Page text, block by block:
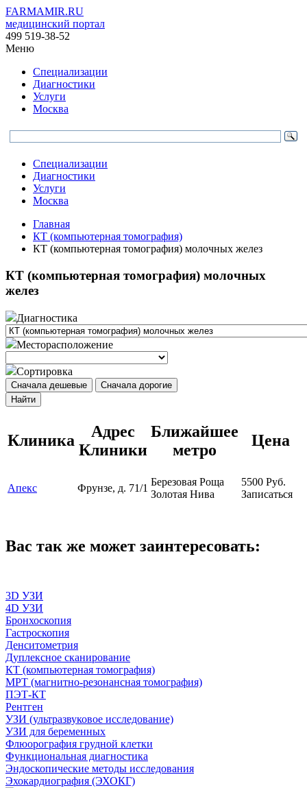
FARMAMIR.RU
медицинский портал
499 519-38-52
Меню
Специализации
Диагностики
Услуги
Москва
Специализации
Диагностики
Услуги
Москва
Главная
КТ (компьютерная томография)
КТ (компьютерная томография) молочных желез
КТ (компьютерная томография) молочных
желез
Диагностика
Месторасположение
Сортировка
Сначала дешевые
Сначала дорогие
Найти
Клиника
Адрес
Клиники
Ближайшее
метро
Цена
Апекс Фрунзе, д. 71/1
Березовая Роща
Золотая Нива
5500 Руб.
Записаться
Вас так же может заинтересовать:
3D УЗИ
4D УЗИ
Бронхоскопия
Гастроскопия
Денситометрия
Дуплексное сканирование
КТ (компьютерная томография)
МРТ (магнитно-резонансная томография)
ПЭТ-КТ
Рентген
УЗИ (ультразвуковое исследование)
УЗИ для беременных
Флюорография грудной клетки
Функциональная диагностика
Эндоскопические методы исследования
Эхокардиография (ЭХОКГ)